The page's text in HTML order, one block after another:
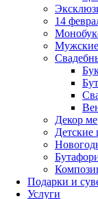
14
Декор
Детские
Подарки и
Услуги